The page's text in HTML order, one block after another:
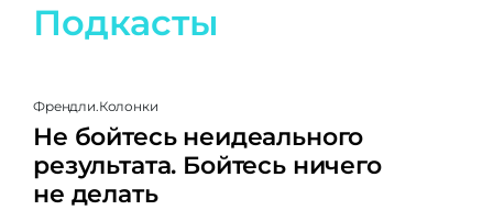
Подкасты
Френдли.Колонки
Не бойтесь неидеального
результата. Бойтесь ничего
не делать